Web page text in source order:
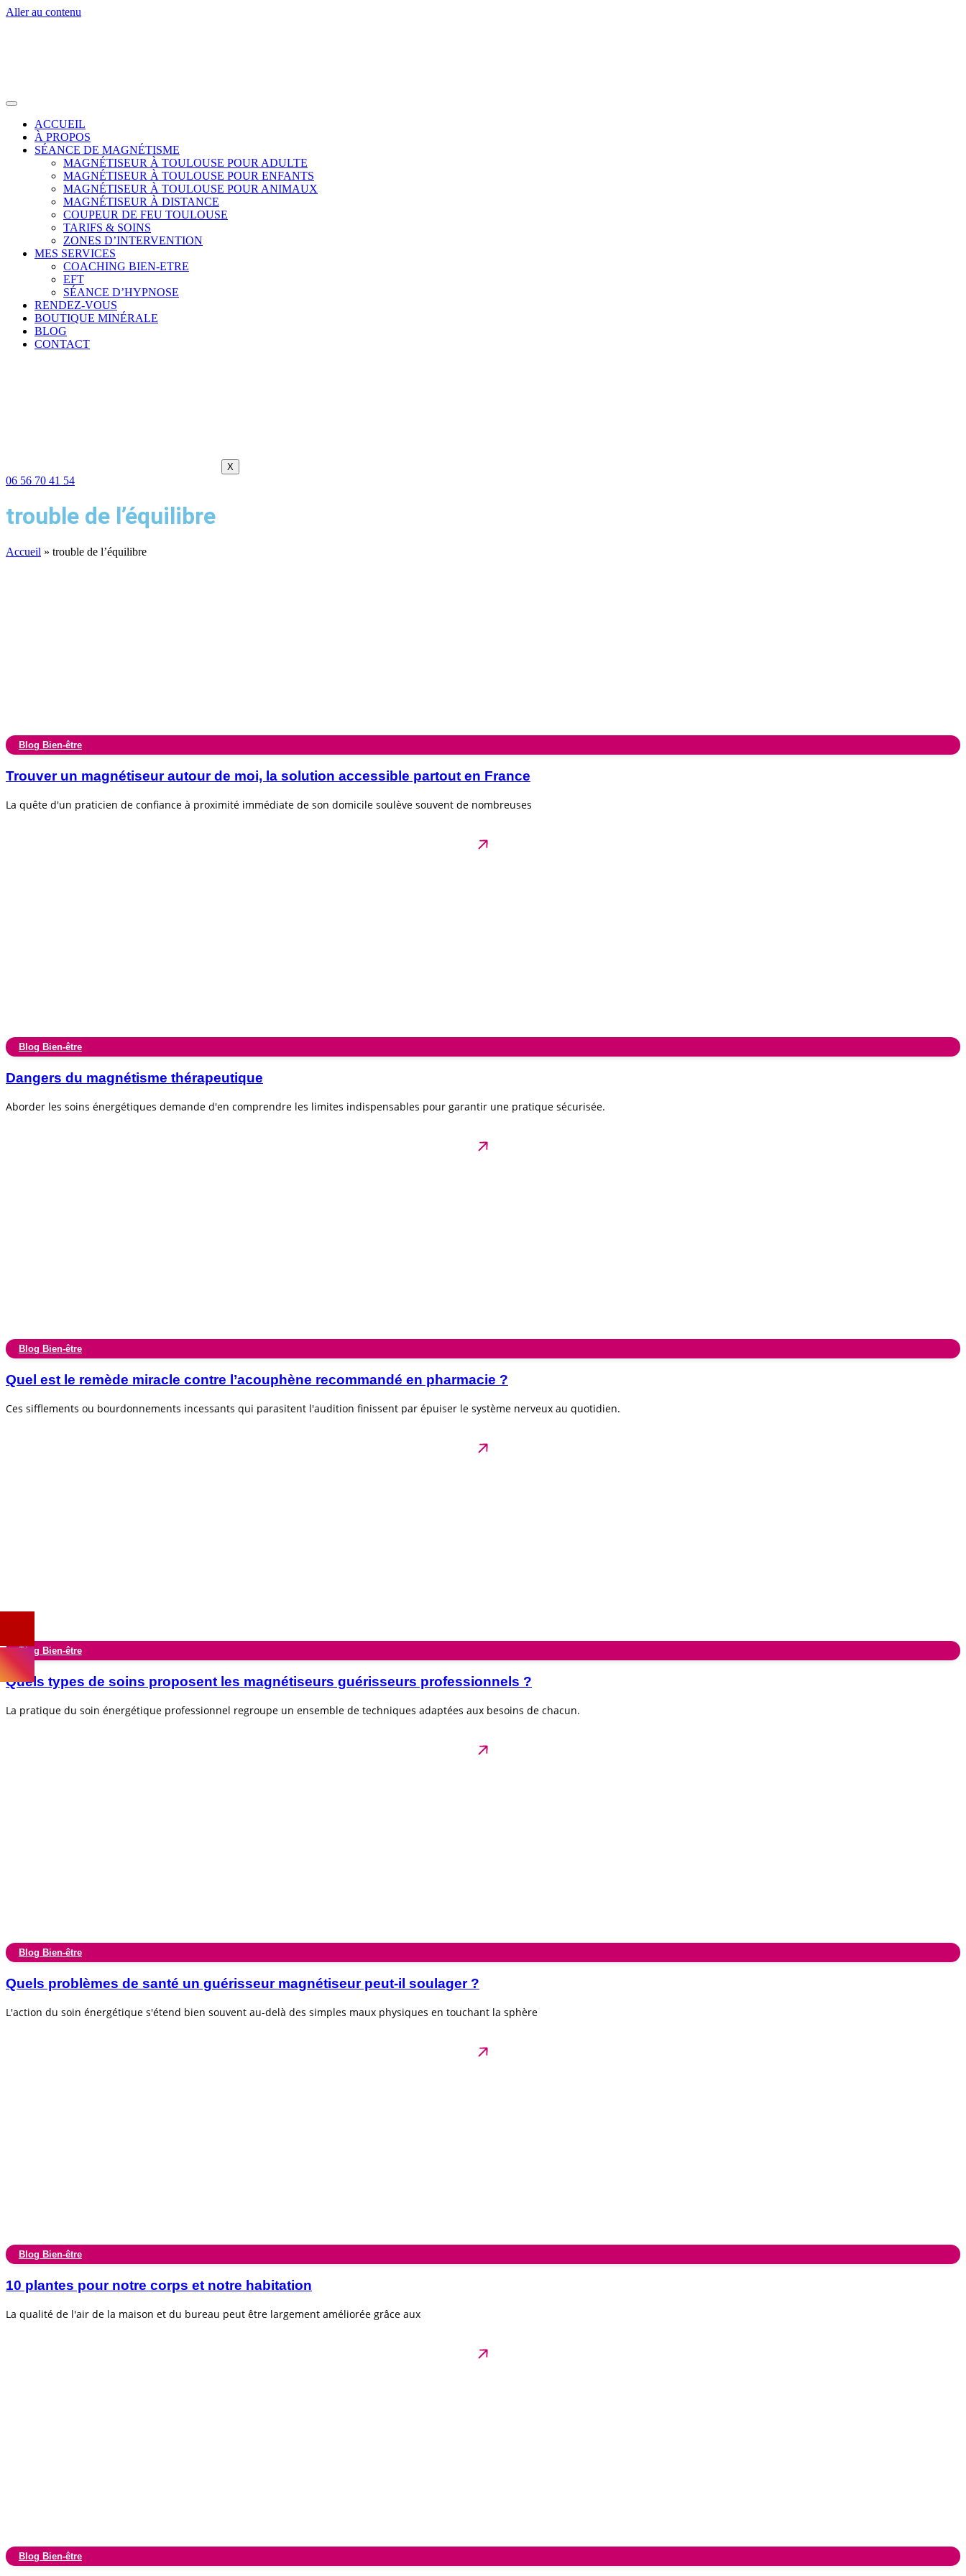
Aller au contenu
ACCUEIL
À PROPOS
SÉANCE DE MAGNÉTISME
MAGNÉTISEUR À TOULOUSE POUR ADULTE
MAGNÉTISEUR À TOULOUSE POUR ENFANTS
MAGNÉTISEUR À TOULOUSE POUR ANIMAUX
MAGNÉTISEUR À DISTANCE
COUPEUR DE FEU TOULOUSE
TARIFS & SOINS
ZONES D’INTERVENTION
MES SERVICES
COACHING BIEN-ETRE
EFT
SÉANCE D’HYPNOSE
RENDEZ-VOUS
BOUTIQUE MINÉRALE
BLOG
CONTACT
X
06 56 70 41 54
trouble de l’équilibre
Accueil » trouble de l’équilibre
Blog Bien-être
Trouver un magnétiseur autour de moi, la solution accessible partout en France
La quête d'un praticien de confiance à proximité immédiate de son domicile soulève souvent de nombreuses
Blog Bien-être
Dangers du magnétisme thérapeutique
Aborder les soins énergétiques demande d'en comprendre les limites indispensables pour garantir une pratique sécurisée.
Blog Bien-être
Quel est le remède miracle contre l’acouphène recommandé en pharmacie ?
Ces sifflements ou bourdonnements incessants qui parasitent l'audition finissent par épuiser le système nerveux au quotidien.
Blog Bien-être
Quels types de soins proposent les magnétiseurs guérisseurs professionnels ?
La pratique du soin énergétique professionnel regroupe un ensemble de techniques adaptées aux besoins de chacun.
Blog Bien-être
Quels problèmes de santé un guérisseur magnétiseur peut-il soulager ?
L'action du soin énergétique s'étend bien souvent au-delà des simples maux physiques en touchant la sphère
Blog Bien-être
10 plantes pour notre corps et notre habitation
La qualité de l'air de la maison et du bureau peut être largement améliorée grâce aux
Blog Bien-être